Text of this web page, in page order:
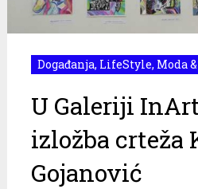
Događanja, LifeStyle, Moda
U Galeriji
izložba crteža
Gojanović